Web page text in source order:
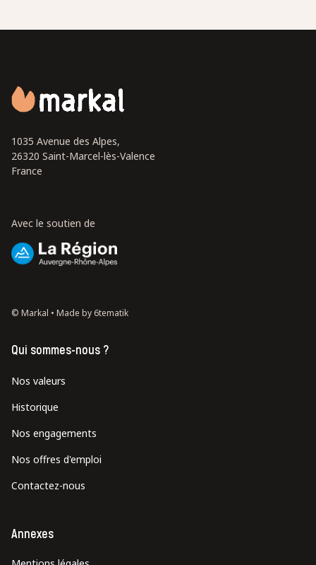
1035 Avenue des Alpes,
26320 Saint-Marcel-lès-Valence
France
Avec le soutien de
© Markal • Made by 6tematik
Qui sommes-nous ?
Nos valeurs
Historique
Nos engagements
Nos offres d'emploi
Contactez-nous
Annexes